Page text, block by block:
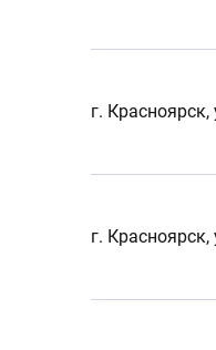
г.
г.